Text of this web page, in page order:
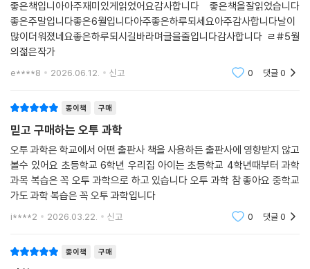
좋은책입니아아주재미있게읽었어요감사합니다 좋은책을잘읽었습니다
좋은주말입니다좋은6월입니다아주좋은하루되세요아주감사합니다날이
많이더워졌네요좋은하루되시길바라며글을줄입니다감사합니다 ㄹ#5월
의젊은작가
e****8 2026.06.12. 신고 0 댓글0
종이책 구매
믿고 구매하는 오투 과학
오투 과학은 학교에서 어떤 출판사 책을 사용하든 출판사에 영향받지 않고
볼수 있어요 초등학교 6학년 우리집 아이는 초등학교 4학년때부터 과학
과목 복습은 꼭 오투 과학으로 하고 있습니다 오투 과학 참 좋아요 중학교
가도 과학 복습은 꼭 오투 과학입니다
i****2 2026.03.22. 신고 0 댓글0
종이책 구매